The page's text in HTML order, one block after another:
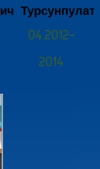
04.2012-
2014